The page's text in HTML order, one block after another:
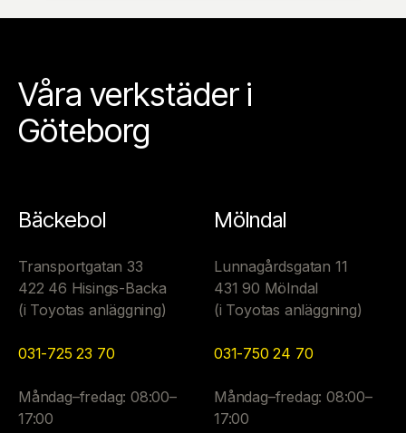
Våra verkstäder i
Göteborg
Bäckebol
Transportgatan 33
422 46 Hisings-Backa
(i Toyotas anläggning)
031-725 23 70
Måndag–fredag: 08:00–
17:00
Mölndal
Lunnagårdsgatan 11
431 90 Mölndal
(i Toyotas anläggning)
031-750 24 70
Måndag–fredag: 08:00–
17:00